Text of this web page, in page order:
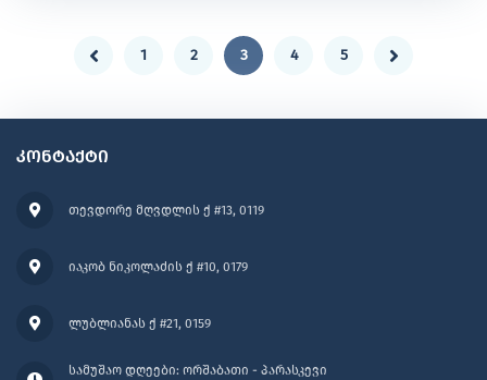
მნიშვნელოვანია როგორც რეფრაქციული
დარღვევების, ისე კატარაქტის, გლაუკომის, ბადურისა
და სხვა სისტემურ დაავადებებთან დაკავშირებული
ხელმძღვანელობს თინათინ შენგელაია.
1 2 3 4 5
კონტაქტი
თევდორე მღვდლის ქ #13, 0119
სამუშაო დღეები: ორშაბათი - პარასკევი
იაკობ ნიკოლაძის ქ #10, 0179
ლუბლიანას ქ #21, 0159